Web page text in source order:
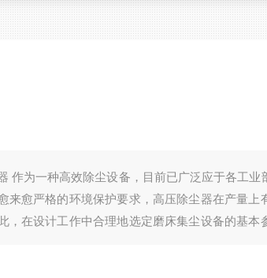
作为一种高效除尘设备，目前已广泛应于各工业
来愈严格的环境保护要求，高压除尘器在产量上
，在设计工作中合理地选定磨床集尘设备的基本